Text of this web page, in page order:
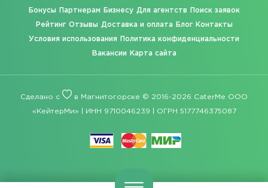
Бонусы Партнерам Бизнесу Для агентств Поиск заявок
Рейтинг Отзывы Доставка и оплата Блог Контакты
Условия использования Политика конфиденциальности
Вакансии Карта сайта
Сделано с в Магнитогорске © 2016-2026 CaterMe ООО
«КейтерМи» | ИНН 9710046239 | ОГРН 5177746375087